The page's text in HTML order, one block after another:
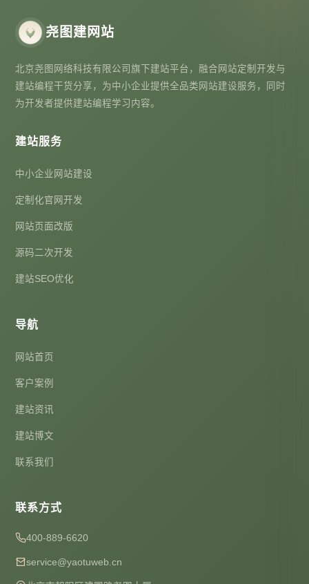
尧图建网站
北京尧图网络科技有限公司旗下建站平台，融合网站定制开发与
建站编程干货分享，为中小企业提供全品类网站建设服务，同时
为开发者提供建站编程学习内容。
建站服务
中小企业网站建设
定制化官网开发
网站页面改版
源码二次开发
建站SEO优化
导航
网站首页
客户案例
建站资讯
建站博文
联系我们
联系方式
400-889-6620
service@yaotuweb.cn